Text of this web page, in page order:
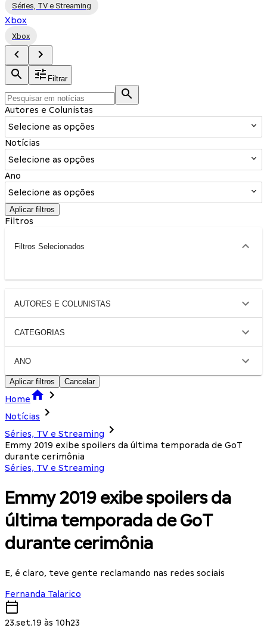
Séries, TV e Streaming
Xbox
Xbox
Filtrar
Autores e Colunistas
Selecione as opções
Notícias
Selecione as opções
Ano
Selecione as opções
Aplicar filtros
Filtros
Filtros Selecionados
AUTORES E COLUNISTAS
CATEGORIAS
ANO
Aplicar filtros Cancelar
Home
Notícias
Séries, TV e Streaming
Emmy 2019 exibe spoilers da última temporada de GoT
durante cerimônia
Séries, TV e Streaming
Emmy 2019 exibe spoilers da
última temporada de GoT
durante cerimônia
E, é claro, teve gente reclamando nas redes sociais
Fernanda Talarico
23.set.19 às 10h23